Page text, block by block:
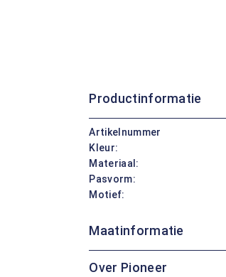
Productinformatie
Artikelnummer
Kleur:
Materiaal:
Pasvorm:
Motief:
Maatinformatie
Over Pioneer